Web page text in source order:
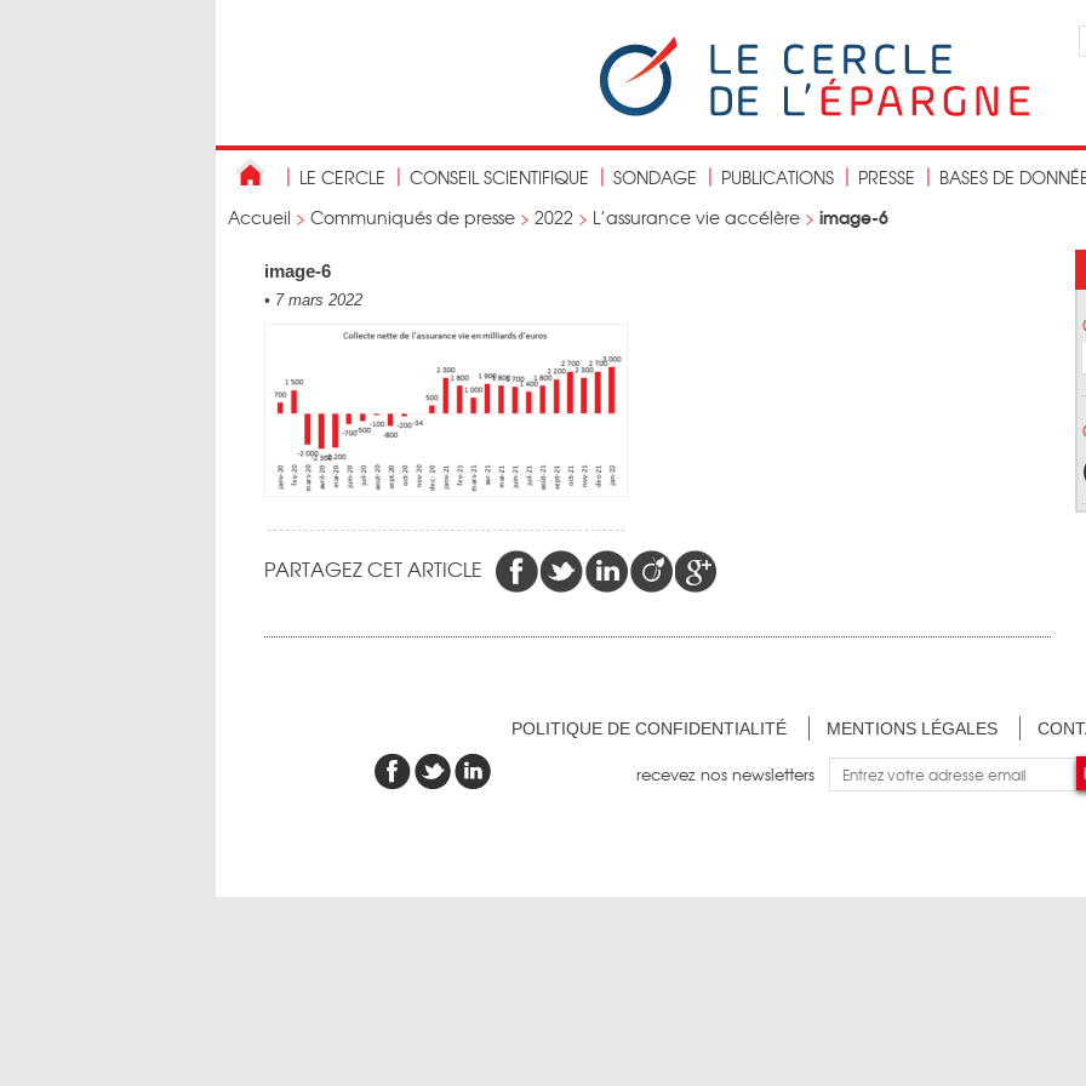
LE CERCLE CONSEIL SCIENTIFIQUE SONDAGE PUBLICATIONS PRESSE
BASES DE
Accueil > Communiqués de presse > 2022 > L’assurance vie accélère > image-6
image-6
• 7 mars 2022
PARTAGEZ CET ARTICLE
POLITIQUE DE CONFIDENTIALITÉ MENTIONS LÉGALES
recevez nos newsletters